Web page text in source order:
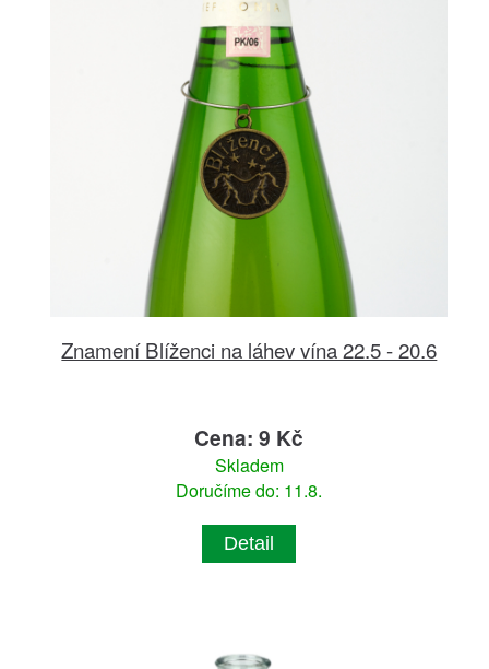
Znamení Blíženci na láhev vína 22.5 - 20.6
Cena: 9 Kč
Skladem
Doručíme do: 11.8.
Detail